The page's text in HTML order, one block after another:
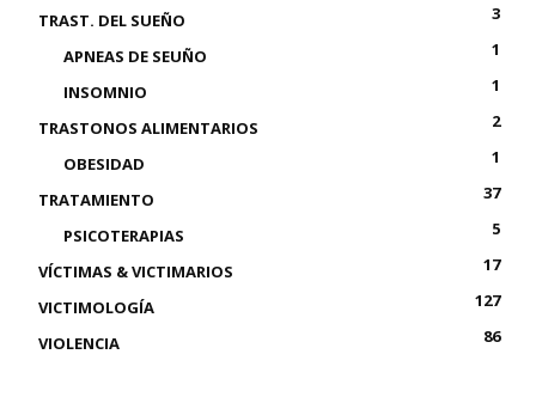
TRAST. DEL SUEÑO
3
APNEAS DE SEUÑO
1
INSOMNIO
1
TRASTONOS ALIMENTARIOS
2
OBESIDAD
1
TRATAMIENTO
37
PSICOTERAPIAS
5
VÍCTIMAS & VICTIMARIOS
17
VICTIMOLOGÍA
127
VIOLENCIA
86